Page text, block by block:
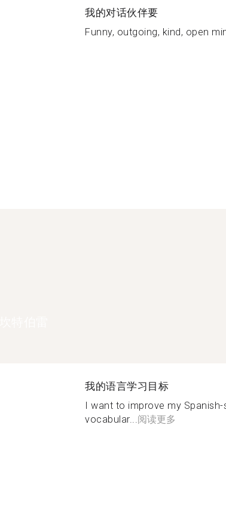
我的对话伙伴要
Funny, outgoing, kind, open
我的语言学习目标
I want to improve my
vocabular... 阅读更多